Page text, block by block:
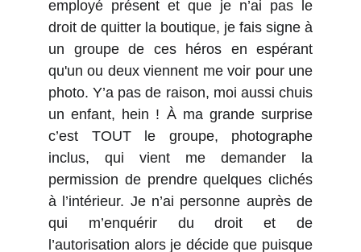
employé présent et que je n’ai pas le
droit de quitter la boutique, je fais signe à
un groupe de ces héros en espérant
qu'un ou deux viennent me voir pour une
photo. Y’a pas de raison, moi aussi chuis
un enfant, hein ! À ma grande surprise
c’est TOUT le groupe, photographe
inclus, qui vient me demander la
permission de prendre quelques clichés
à l’intérieur. Je n’ai personne auprès de
qui m’enquérir du droit et de
l’autorisation alors je décide que puisque